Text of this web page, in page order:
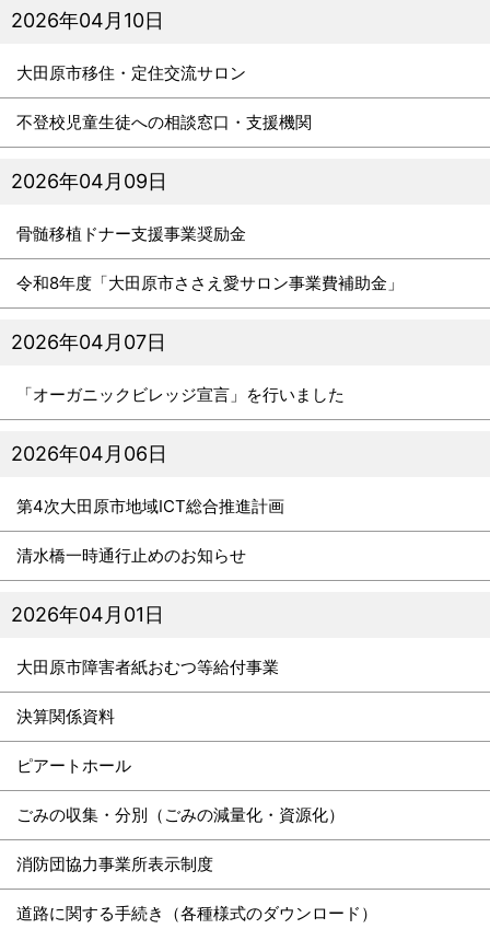
2026年04月10日
大田原市移住・定住交流サロン
不登校児童生徒への相談窓口・支援機関
2026年04月09日
骨髄移植ドナー支援事業奨励金
令和8年度「大田原市ささえ愛サロン事業費補助金」
2026年04月07日
「オーガニックビレッジ宣言」を行いました
2026年04月06日
第4次大田原市地域ICT総合推進計画
清水橋一時通行止めのお知らせ
2026年04月01日
大田原市障害者紙おむつ等給付事業
決算関係資料
ピアートホール
ごみの収集・分別（ごみの減量化・資源化）
消防団協力事業所表示制度
道路に関する手続き（各種様式のダウンロード）